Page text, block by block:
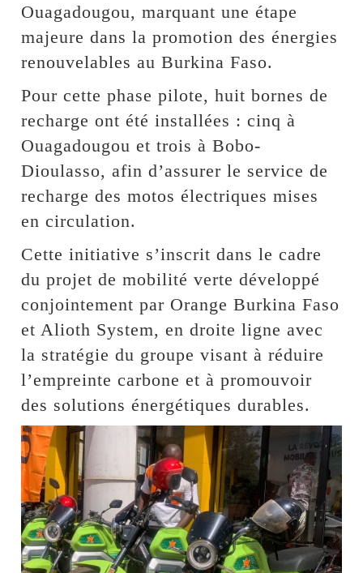
Ouagadougou, marquant une étape
majeure dans la promotion des énergies
renouvelables au Burkina Faso.
Pour cette phase pilote, huit bornes de
recharge ont été installées : cinq à
Ouagadougou et trois à Bobo-
Dioulasso, afin d’assurer le service de
recharge des motos électriques mises
en circulation.
Cette initiative s’inscrit dans le cadre
du projet de mobilité verte développé
conjointement par Orange Burkina Faso
et Alioth System, en droite ligne avec
la stratégie du groupe visant à réduire
l’empreinte carbone et à promouvoir
des solutions énergétiques durables.